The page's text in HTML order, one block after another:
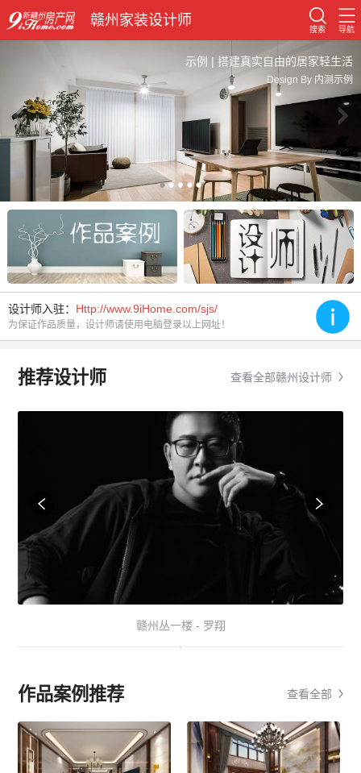
赣州家装设计师
搜索 导航
示例 | 搭建真实自由的居家轻生活
Design By 内测示例
设计师入驻： Http://www.9iHome.com/sjs/
为保证作品质量，设计师请使用电脑登录以上网址！
推荐设计师 查看全部赣州设计师
赣州丛一楼 - 罗翔
作品案例推荐 查看全部